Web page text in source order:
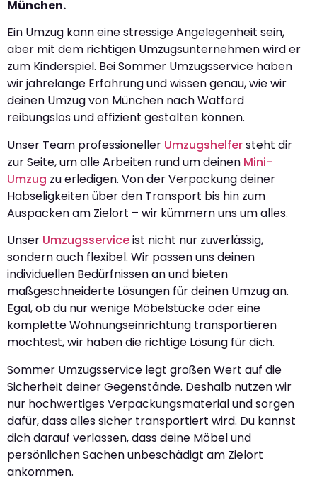
München.
Ein Umzug kann eine stressige Angelegenheit sein,
aber mit dem richtigen Umzugsunternehmen wird er
zum Kinderspiel. Bei Sommer Umzugsservice haben
wir jahrelange Erfahrung und wissen genau, wie wir
deinen Umzug von München nach Watford
reibungslos und effizient gestalten können.
Unser Team professioneller Umzugshelfersteht dir
zur Seite, um alle Arbeiten rund um deinen Mini-
Umzug zu erledigen. Von der Verpackung deiner
Habseligkeiten über den Transport bis hin zum
Auspacken am Zielort – wir kümmern uns um alles.
Unser Umzugsserviceist nicht nur zuverlässig,
sondern auch flexibel. Wir passen uns deinen
individuellen Bedürfnissen an und bieten
maßgeschneiderte Lösungen für deinen Umzug an.
Egal, ob du nur wenige Möbelstücke oder eine
komplette Wohnungseinrichtung transportieren
möchtest, wir haben die richtige Lösung für dich.
Sommer Umzugsservice legt großen Wert auf die
Sicherheit deiner Gegenstände. Deshalb nutzen wir
nur hochwertiges Verpackungsmaterial und sorgen
dafür, dass alles sicher transportiert wird. Du kannst
dich darauf verlassen, dass deine Möbel und
persönlichen Sachen unbeschädigt am Zielort
ankommen.